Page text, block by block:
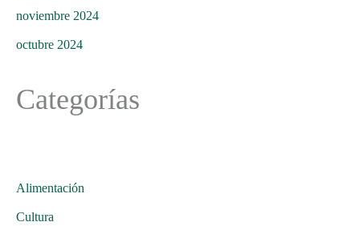
noviembre 2024
octubre 2024
Categorías
Alimentación
Cultura